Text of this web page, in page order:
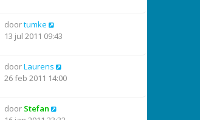
doortumke
13 jul 2011 09:43
doorLaurens
26 feb 2011 14:00
door Stefan